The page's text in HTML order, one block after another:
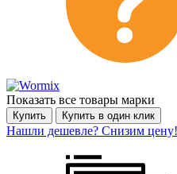
Показать все товары марки
Купить Купить в один клик
Нашли дешевле? Снизим цену!